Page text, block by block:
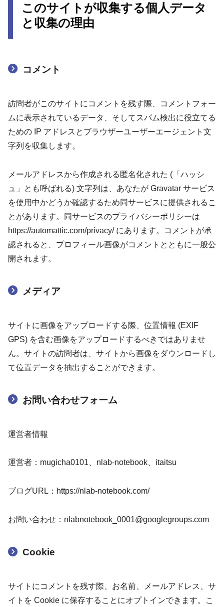
このサイトが収集する個人データ
と収集の理由
コメント
訪問者がこのサイトにコメントを残す際、コメントフォー
ムに表示されているデータ、そしてスパム検出に役立てる
ための IP アドレスとブラウザーユーザーエージェント文
字列を収集します。
メールアドレスから作成される匿名化された (「ハッシ
ュ」とも呼ばれる) 文字列は、あなたが Gravatar サービス
を使用中かどうか確認するため同サービスに提供されるこ
とがあります。同サービスのプライバシーポリシーは
https://automattic.com/privacy/ にあります。コメントが承
認されると、プロフィール画像がコメントとともに一般公
開されます。
メディア
サイトに画像をアップロードする際、位置情報 (EXIF
GPS) を含む画像をアップロードするべきではありませ
ん。サイトの訪問者は、サイトから画像をダウンロードし
て位置データを抽出することができます。
お問い合わせフォーム
運営者情報
運営者：mugicha0101、nlab-notebook、itaitsu
ブログURL：https://nlab-notebook.com/
お問い合わせ：nlabnotebook_0001@googlegroups.com
Cookie
サイトにコメントを残す際、お名前、メールアドレス、サ
イトを Cookie に保存することにオプトインできます。こ